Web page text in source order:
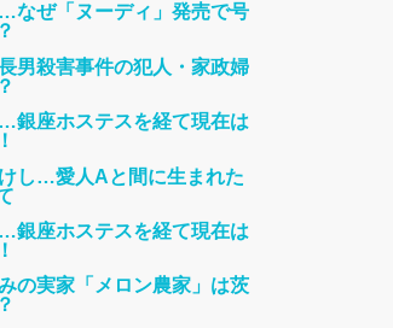
なぜ「ヌーディ」発売で号
男殺害事件の犯人・家政婦
銀座ホステスを経て現在は
し…愛人Aと間に生まれた
銀座ホステスを経て現在は
の実家「メロン農家」は茨